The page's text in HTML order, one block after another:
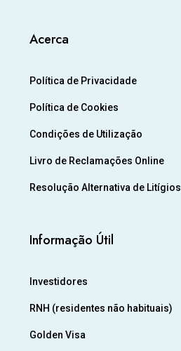
Acerca
Política de Privacidade
Política de Cookies
Condições de Utilização
Livro de Reclamações Online
Resolução Alternativa de Litígios
Informação Útil
Investidores
RNH (residentes não habituais)
Golden Visa